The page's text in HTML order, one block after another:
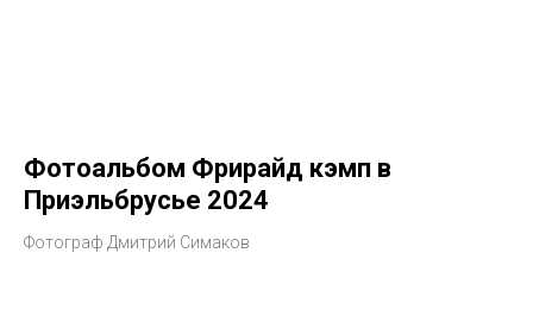
Фотоальбом Фрирайд кэмп в
Приэльбрусье 2024
Фотограф Дмитрий Симаков